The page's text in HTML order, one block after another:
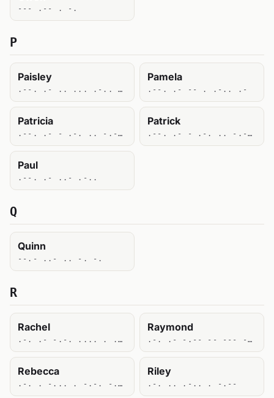
--- .-- . -.
P
Paisley
.--. .- .. ... .-.. . -.--
Pamela
.--. .- -- . .-.. .-
Patricia
.--. .- - .-. .. -.-. .. .-
Patrick
.--. .- - .-. .. -.-. -.-
Paul
.--. .- ..- .-..
Q
Quinn
--.- ..- .. -. -.
R
Rachel
.-. .- -.-. .... . .-..
Raymond
.-. .- -.-- -- --- -. -..
Rebecca
.-. . -... . -.-. -.-. .-
Riley
.-. .. .-.. . -.--